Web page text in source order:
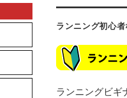
ランニング初心
ランニングビギ